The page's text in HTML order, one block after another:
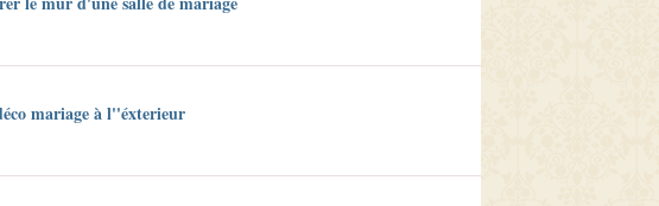
mariage à l''éxterieur